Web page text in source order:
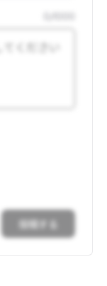
投稿する